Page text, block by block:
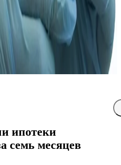
ипотеки
семь месяцев